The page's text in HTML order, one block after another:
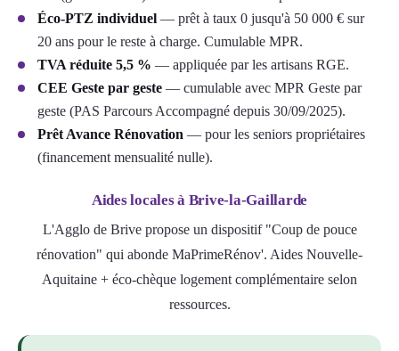
Éco-PTZ individuel — prêt à taux 0 jusqu'à 50 000 € sur
20 ans pour le reste à charge. Cumulable MPR.
TVA réduite 5,5 % — appliquée par les artisans RGE.
CEE Geste par geste — cumulable avec MPR Geste par
geste (PAS Parcours Accompagné depuis 30/09/2025).
Prêt Avance Rénovation — pour les seniors propriétaires
(financement mensualité nulle).
Aides locales à Brive-la-Gaillarde
L'Agglo de Brive propose un dispositif "Coup de pouce
rénovation" qui abonde MaPrimeRénov'. Aides Nouvelle-
Aquitaine + éco-chèque logement complémentaire selon
ressources.